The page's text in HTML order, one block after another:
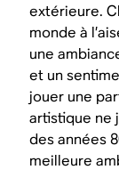
extérieure.
monde à
une
et un
jouer une
artistique ne
des années
meilleure